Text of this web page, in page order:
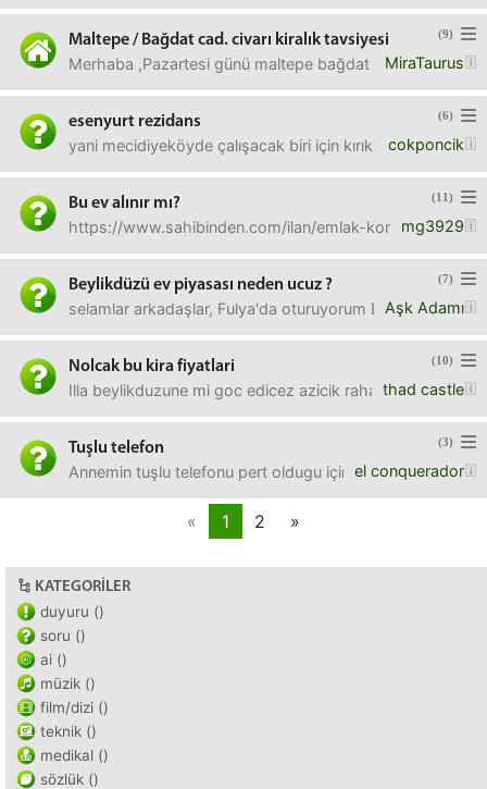
(9)
Maltepe / Bağdat cad. civarı kiralık tavsiyesi
MiraTaurus
Merhaba ,Pazartesi günü maltepe bağdat caddesinde işe
(6)
esenyurt rezidans
cokponcik
yani mecidiyeköyde çalışacak biri için kırık dökük bir
(11)
Bu ev alınır mı?
mg3929
https://www.sahibinden.com/ilan/emlak-konut-satilik-
(7)
Beylikdüzü ev piyasası neden ucuz ?
Aşk Adamı
selamlar arkadaşlar, Fulya'da oturuyorum Elime 20 bin
(10)
Nolcak bu kira fiyatlari
thad castle
Illa beylikduzune mi goc edicez azicik rahat buyuk evde
(3)
Tuşlu telefon
el conquerador
Annemin tuşlu telefonu pert oldugu için yeni bir tuşlu
« 1 2 »
KATEGORILER
duyuru ()
soru ()
ai ()
müzik ()
film/dizi ()
teknik ()
medikal ()
sözlük ()